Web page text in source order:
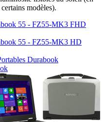
modèles).
55 - FZ55-MK3 FHD
55 - FZ55-MK3 HD
Durabook